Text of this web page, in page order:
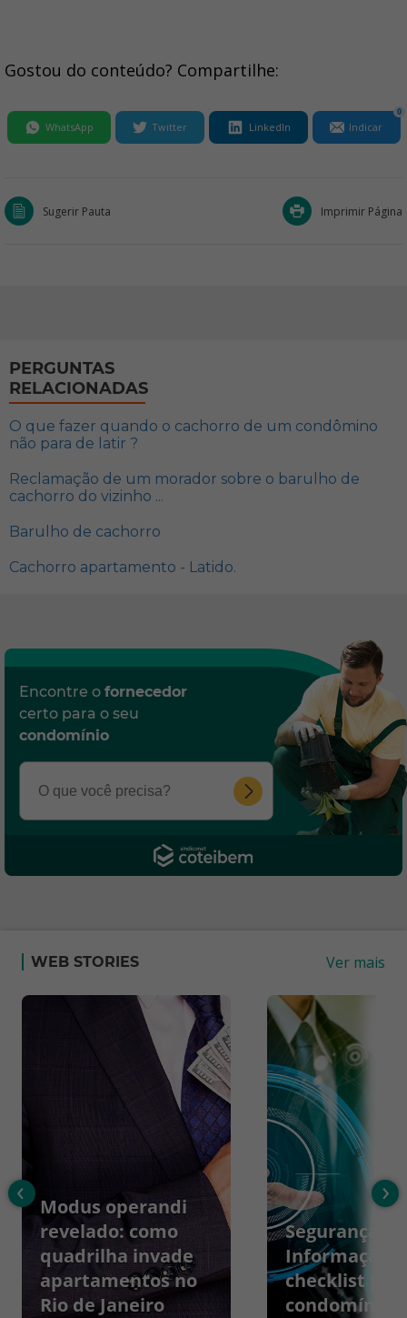
Gostou do conteúdo? Compartilhe:
WhatsApp Twitter LinkedIn Indicar
0
Sugerir Pauta Imprimir Página
PERGUNTAS
RELACIONADAS
O que fazer quando o cachorro de um condômino
não para de latir ?
Reclamação de um morador sobre o barulho de
cachorro do vizinho ...
Barulho de cachorro
Cachorro apartamento - Latido.
Encontre o fornecedor
certo para o seu
condomínio
WEB STORIES Ver mais
Modus operandi
revelado: como
quadrilha invade
apartamentos no
Rio de Janeiro
Segurança da
Informação:
checklist
condomínios
‹ ›